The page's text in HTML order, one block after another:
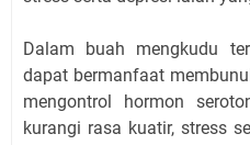
Dalam buah mengkudu
dapat bermanfaat
mengontrol hormon
kurangi rasa kuatir, stress